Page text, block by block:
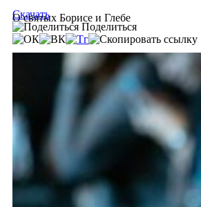
О святых Борисе и Глебе
Скачать
Поделиться